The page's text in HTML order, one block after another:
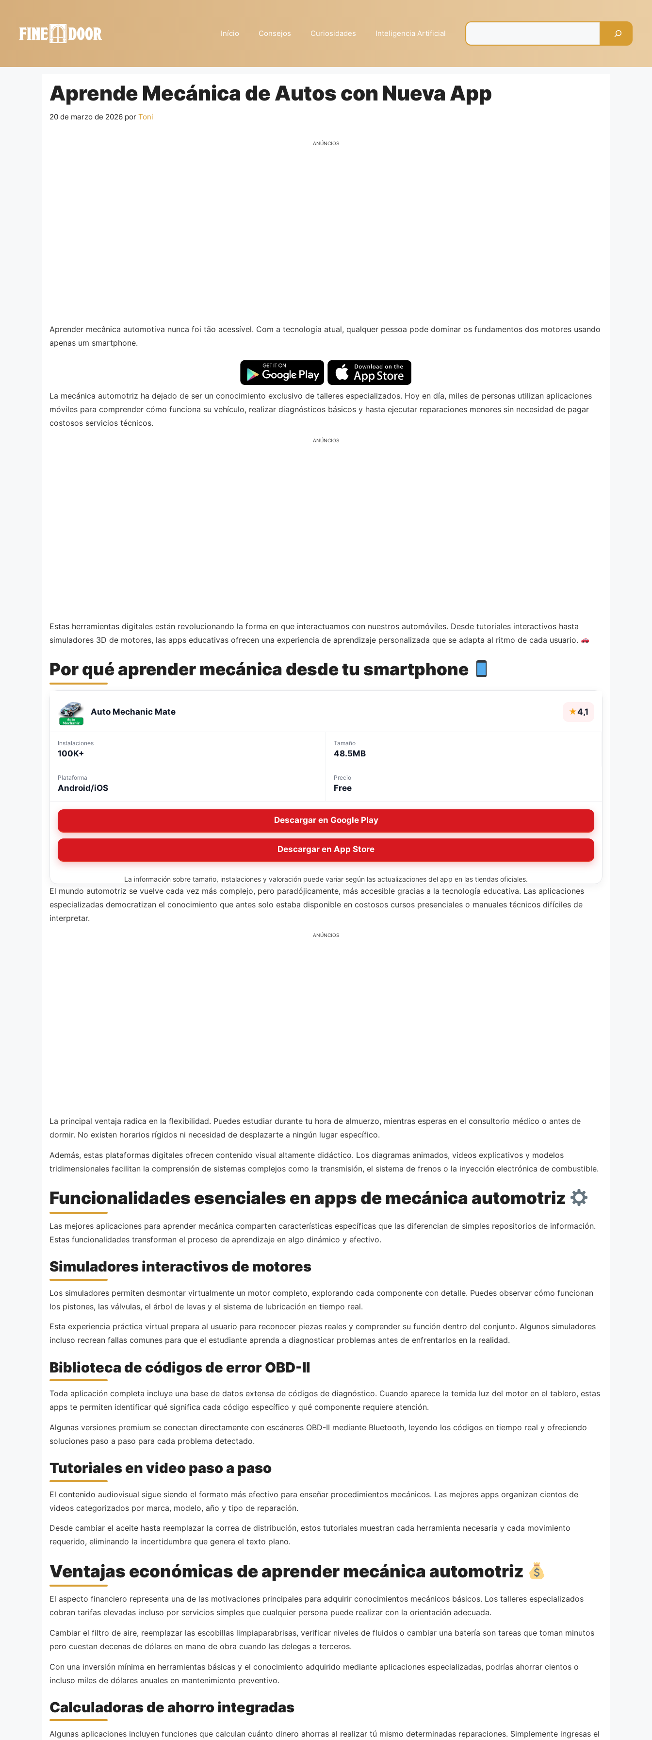
contenido
Início Consejos Curiosidades Inteligencia Artificial
Aprende Mecánica de Autos con Nueva App
20 de marzo de 2026 por Toni
ANÚNCIOS
Aprender mecânica automotiva nunca foi tão acessível. Com a tecnologia atual, qualquer pessoa pode dominar os fundamentos dos motores usando
apenas um smartphone.
La mecánica automotriz ha dejado de ser un conocimiento exclusivo de talleres especializados. Hoy en día, miles de personas utilizan aplicaciones
móviles para comprender cómo funciona su vehículo, realizar diagnósticos básicos y hasta ejecutar reparaciones menores sin necesidad de pagar
costosos servicios técnicos.
ANÚNCIOS
Estas herramientas digitales están revolucionando la forma en que interactuamos con nuestros automóviles. Desde tutoriales interactivos hasta
simuladores 3D de motores, las apps educativas ofrecen una experiencia de aprendizaje personalizada que se adapta al ritmo de cada usuario.
Por qué aprender mecánica desde tu smartphone
Auto Mechanic Mate ★4,1
Instalaciones
100K+
Tamaño
48.5MB
Plataforma
Android/iOS
Precio
Free
Descargar en Google Play
Descargar en App Store
La información sobre tamaño, instalaciones y valoración puede variar según las actualizaciones del app en las tiendas oficiales.
El mundo automotriz se vuelve cada vez más complejo, pero paradójicamente, más accesible gracias a la tecnología educativa. Las aplicaciones
especializadas democratizan el conocimiento que antes solo estaba disponible en costosos cursos presenciales o manuales técnicos difíciles de
interpretar.
ANÚNCIOS
La principal ventaja radica en la flexibilidad. Puedes estudiar durante tu hora de almuerzo, mientras esperas en el consultorio médico o antes de
dormir. No existen horarios rígidos ni necesidad de desplazarte a ningún lugar específico.
Además, estas plataformas digitales ofrecen contenido visual altamente didáctico. Los diagramas animados, videos explicativos y modelos
tridimensionales facilitan la comprensión de sistemas complejos como la transmisión, el sistema de frenos o la inyección electrónica de combustible.
Funcionalidades esenciales en apps de mecánica automotriz
Las mejores aplicaciones para aprender mecánica comparten características específicas que las diferencian de simples repositorios de información.
Estas funcionalidades transforman el proceso de aprendizaje en algo dinámico y efectivo.
Simuladores interactivos de motores
Los simuladores permiten desmontar virtualmente un motor completo, explorando cada componente con detalle. Puedes observar cómo funcionan
los pistones, las válvulas, el árbol de levas y el sistema de lubricación en tiempo real.
Esta experiencia práctica virtual prepara al usuario para reconocer piezas reales y comprender su función dentro del conjunto. Algunos simuladores
incluso recrean fallas comunes para que el estudiante aprenda a diagnosticar problemas antes de enfrentarlos en la realidad.
Biblioteca de códigos de error OBD-II
Toda aplicación completa incluye una base de datos extensa de códigos de diagnóstico. Cuando aparece la temida luz del motor en el tablero, estas
apps te permiten identificar qué significa cada código específico y qué componente requiere atención.
Algunas versiones premium se conectan directamente con escáneres OBD-II mediante Bluetooth, leyendo los códigos en tiempo real y ofreciendo
soluciones paso a paso para cada problema detectado.
Tutoriales en video paso a paso
El contenido audiovisual sigue siendo el formato más efectivo para enseñar procedimientos mecánicos. Las mejores apps organizan cientos de
videos categorizados por marca, modelo, año y tipo de reparación.
Desde cambiar el aceite hasta reemplazar la correa de distribución, estos tutoriales muestran cada herramienta necesaria y cada movimiento
requerido, eliminando la incertidumbre que genera el texto plano.
Ventajas económicas de aprender mecánica automotriz
El aspecto financiero representa una de las motivaciones principales para adquirir conocimientos mecánicos básicos. Los talleres especializados
cobran tarifas elevadas incluso por servicios simples que cualquier persona puede realizar con la orientación adecuada.
Cambiar el filtro de aire, reemplazar las escobillas limpiaparabrisas, verificar niveles de fluidos o cambiar una batería son tareas que toman minutos
pero cuestan decenas de dólares en mano de obra cuando las delegas a terceros.
Con una inversión mínima en herramientas básicas y el conocimiento adquirido mediante aplicaciones especializadas, podrías ahorrar cientos o
incluso miles de dólares anuales en mantenimiento preventivo.
Calculadoras de ahorro integradas
Algunas aplicaciones incluyen funciones que calculan cuánto dinero ahorras al realizar tú mismo determinadas reparaciones. Simplemente ingresas el